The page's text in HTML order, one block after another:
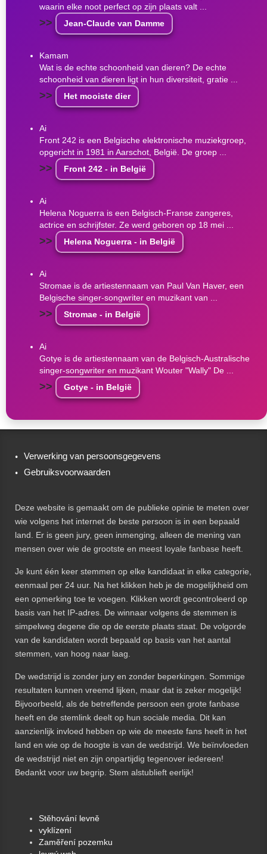
waarin elke noot perfect op zijn plaats valt ...
>> Jean-Claude van Damme
Kamam
Wat is de echte schoonheid van dieren? De echte
schoonheid van dieren ligt in hun diversiteit, gratie ...
>> Het mooiste dier
Ai
Front 242 is een Belgische elektronische muziekgroep,
opgericht in 1981 in Aarschot, België. De groep ...
>> Front 242 - in België
Ai
Helena Noguerra is een Belgisch-Franse zangeres,
actrice en schrijfster. Ze werd geboren op 18 mei ...
>> Helena Noguerra - in België
Ai
Stromae is de artiestennaam van Paul Van Haver, een
Belgische singer-songwriter en muzikant van ...
>> Stromae - in België
Ai
Gotye is de artiestennaam van de Belgisch-Australische
singer-songwriter en muzikant Wouter "Wally" De ...
>> Gotye - in België
Verwerking van persoonsgegevens
Gebruiksvoorwaarden
Deze website is gemaakt om de publieke opinie te meten over
wie volgens het internet de beste persoon is in een bepaald
land. Er is geen jury, geen inmenging, alleen de mening van
mensen over wie de grootste en meest loyale fanbase heeft.
Je kunt één keer stemmen op elke kandidaat in elke categorie,
eenmaal per 24 uur. Na het klikken heb je de mogelijkheid om
een opmerking toe te voegen. Klikken wordt gecontroleerd op
basis van het IP-adres. De winnaar volgens de stemmen is
simpelweg degene die op de eerste plaats staat. De volgorde
van de kandidaten wordt bepaald op basis van het aantal
stemmen, van hoog naar laag.
De wedstrijd is zonder jury en zonder beperkingen. Sommige
resultaten kunnen vreemd lijken, maar dat is zeker mogelijk!
Bijvoorbeeld, als de betreffende persoon een grote fanbase
heeft en de stemlink deelt op hun sociale media. Dit kan
aanzienlijk invloed hebben op wie de meeste fans heeft in het
land en wie op de hoogte is van de wedstrijd. We beïnvloeden
de wedstrijd niet en zijn onpartijdig tegenover iedereen!
Bedankt voor uw begrip. Stem alstublieft eerlijk!
Stěhování levně
vyklízení
Zaměření pozemku